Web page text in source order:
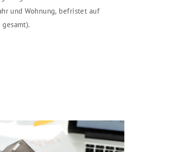
und Wohnung, befristet auf